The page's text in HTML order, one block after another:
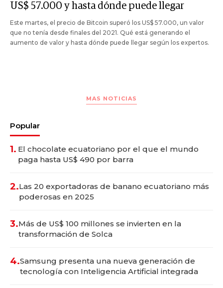
US$ 57.000 y hasta dónde puede llegar
Este martes, el precio de Bitcoin superó los US$ 57.000, un valor
que no tenía desde finales del 2021. Qué está generando el
aumento de valor y hasta dónde puede llegar según los expertos.
MAS NOTICIAS
Popular
1. El chocolate ecuatoriano por el que el mundo
paga hasta US$ 490 por barra
2.Las 20 exportadoras de banano ecuatoriano más
poderosas en 2025
3.Más de US$ 100 millones se invierten en la
transformación de Solca
4.Samsung presenta una nueva generación de
tecnología con Inteligencia Artificial integrada